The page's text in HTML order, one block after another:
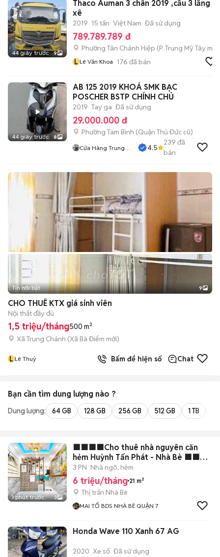
44 giây trước 9
Thaco Auman 3 chân 2019 ,cầu 3 lăng
xê
2019 15 tấn Việt Nam Đã sử dụng
789.789.789 đ
Phường Tân Chánh Hiệp (P. Trung Mỹ Tây mới)
L Lê Văn Khoa 176 đã bán
44 giây trước 8
AB 125 2019 KHOÁ SMK BẠC
POSCHER BSTP CHÍNH CHỦ
2019 Tay ga Đã sử dụng
29.000.000 đ
Phường Tam Bình (Quận Thủ Đức cũ)
Cửa Hàng Trung
4.5
239 đã
bán
+2
Tin nổi bật 9
CHO THUÊ KTX giá sinh viên
Nội thất đầy đủ
1,5 triệu/tháng500 m²
Xã Trung Chánh (Xã Bà Điểm mới)
L Lê Thuỷ Bấm để hiện số Chat
Bạn cần tìm dung lượng nào ?
Dung lượng: 64 GB 128 GB 256 GB 512 GB 1 TB
1 phút trước 3
🟩🟩🟩🟩Cho thuê nhà nguyên căn
hẻm Huỳnh Tấn Phát - Nhà Bè 🟩🟩🟩
🟩🟩
3 PN Nhà ngõ, hẻm
6 triệu/tháng 21 m²
Thị trấn Nhà Bè
MAI TỐ BDS NHÀ BÈ QUẬN 7
Honda Wave 110 Xanh 67 AG
2020 Xe số Đã sử dụng